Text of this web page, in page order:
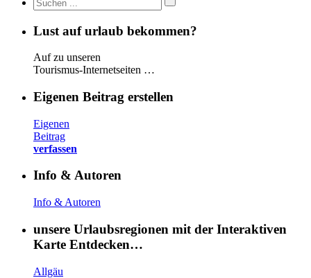
Lust auf urlaub bekommen?
Auf zu unseren
Tourismus-Internetseiten …
Eigenen Beitrag erstellen
Eigenen
Beitrag
verfassen
Info & Autoren
Info & Autoren
unsere Urlaubsregionen mit der Interaktiven
Karte Entdecken…
Allgäu